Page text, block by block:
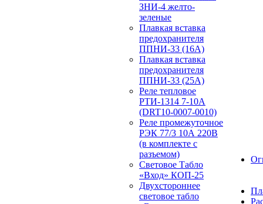
ЗНИ-4 желто-
зеленые
Плавкая вставка
предохранителя
ППНИ-33 (16А)
Плавкая вставка
предохранителя
ППНИ-33 (25А)
Реле тепловое
РТИ-1314 7-10А
(DRT10-0007-0010)
Реле промежуточное
РЭК 77/3 10А 220В
(в комплекте с
разъемом)
Световое Табло
«Вход» КОП-25
Двухстороннее
световое табло